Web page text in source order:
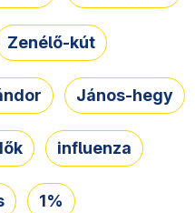
Zenélő-kút
János-hegy
influenza
1%